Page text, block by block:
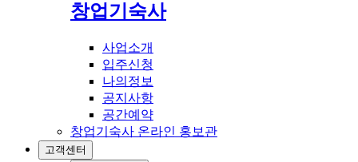
창업기숙사
사업소개
입주신청
나의정보
공지사항
공간예약
창업기숙사 온라인 홍보관
고객센터